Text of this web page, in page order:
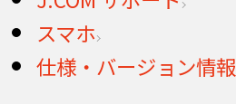
スマホ
仕様・バージョン情報